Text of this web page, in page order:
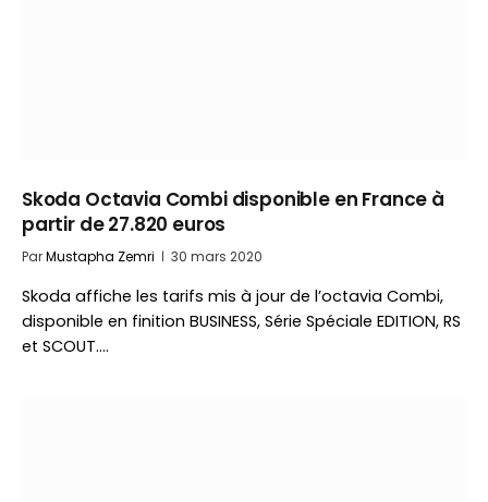
Skoda Octavia Combi disponible en France à
partir de 27.820 euros
ParMustapha Zemri 30 mars 2020
Skoda affiche les tarifs mis à jour de l’octavia Combi,
disponible en finition BUSINESS, Série Spéciale EDITION, RS
et SCOUT.…